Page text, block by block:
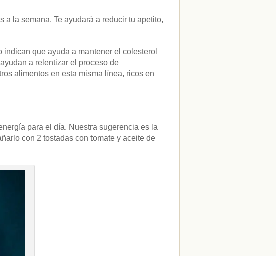
a la semana. Te ayudará a reducir tu apetito,
que ayuda a mantener el colesterol
a relentizar el proceso de
alimentos en esta misma línea, ricos en
para el día. Nuestra sugerencia es la
con 2 tostadas con tomate y aceite de